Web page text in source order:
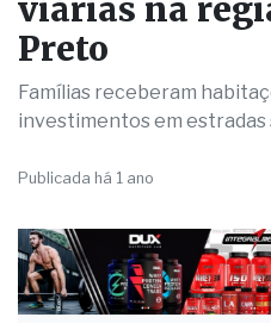
Famílias receberam
investimentos em estradas
Da Redação